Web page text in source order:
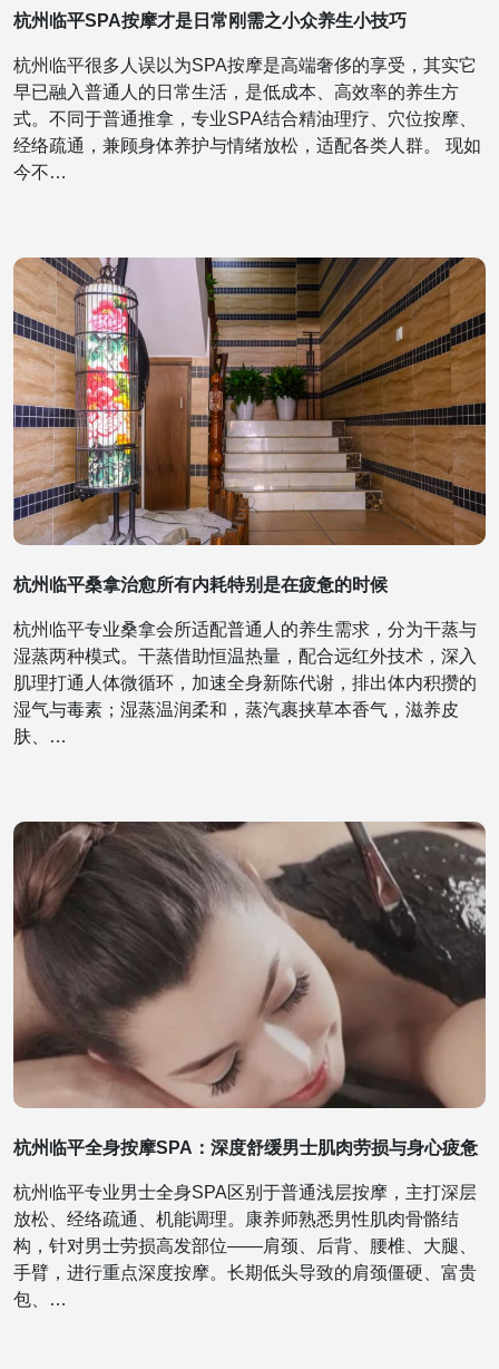
杭州临平SPA按摩才是日常刚需之小众养生小技巧
杭州临平很多人误以为SPA按摩是高端奢侈的享受，其实它
早已融入普通人的日常生活，是低成本、高效率的养生方
式。不同于普通推拿，专业SPA结合精油理疗、穴位按摩、
经络疏通，兼顾身体养护与情绪放松，适配各类人群。 现如
今不…
杭州临平桑拿治愈所有内耗特别是在疲惫的时候
杭州临平专业桑拿会所适配普通人的养生需求，分为干蒸与
湿蒸两种模式。干蒸借助恒温热量，配合远红外技术，深入
肌理打通人体微循环，加速全身新陈代谢，排出体内积攒的
湿气与毒素；湿蒸温润柔和，蒸汽裹挟草本香气，滋养皮
肤、…
杭州临平全身按摩SPA：深度舒缓男士肌肉劳损与身心疲惫
杭州临平专业男士全身SPA区别于普通浅层按摩，主打深层
放松、经络疏通、机能调理。康养师熟悉男性肌肉骨骼结
构，针对男士劳损高发部位——肩颈、后背、腰椎、大腿、
手臂，进行重点深度按摩。长期低头导致的肩颈僵硬、富贵
包、…